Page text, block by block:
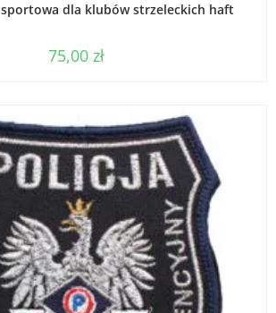
dla klubów strzeleckich haft
75,00 zł